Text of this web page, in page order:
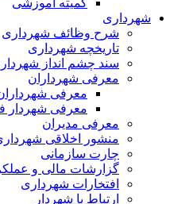
کمیته آموزشی
شهرداری
شرح وظائف شهرداری
تاریخچه شهرداری
سند چشم انداز
معرفی شهرداران
معرفی
معرفی شهردار
معرفی مدیران
منشور اخلاقی
چارت سازمانی
گزارشات مالی و
افتخارات شهرداری
ارتباط با شهردار